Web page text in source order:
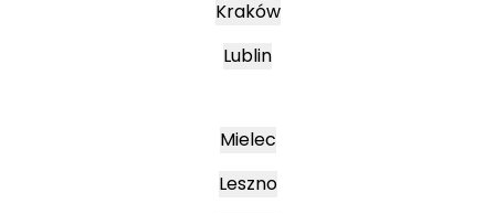
Kraków
Lublin
Mielec
Leszno